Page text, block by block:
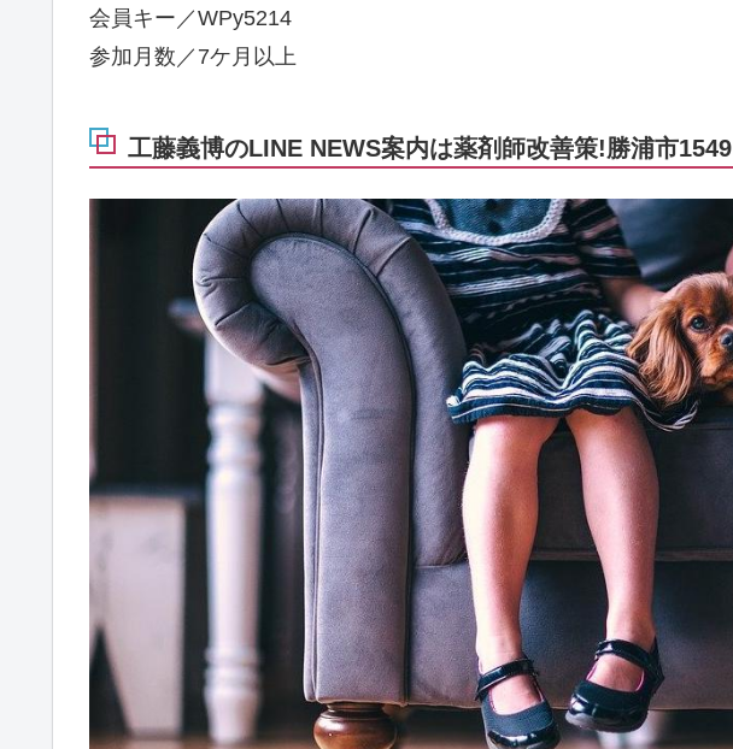
会員キー／WPy5214
参加月数／7ケ月以上
工藤義博のLINE NEWS案内は薬剤師改善策!勝浦市1549